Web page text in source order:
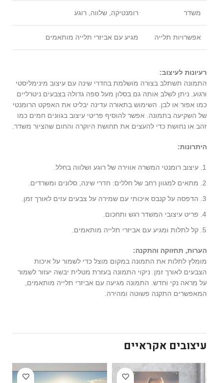
משדר רומנטיקה, שלווה, רוגע
אפשרויות תלייה מגיע עם אביזרי תלייה מותאמים
רעיונות לעיצוב:
התמונה תשתלב בצורה מושלמת בחדרי שינה עם עיצוב מינימליסטי
ורגוע. ניתן לשלב אותה גם בסלון מעל ספה גדולה בצבעים ניטרליים
כמו אפור או לבן. השימוש בתאורה עדינה יבליט את האפקט הרומנטי
של השקיעה בתמונה. אפשר להוסיף פריטי עיצוב בגוונים חמים כמו
זהב או נחושת כדי להעצים את תחושת היוקרה והחום שהציור משדר.
היתרונות:
עיצוב רומנטי המשרה אווירה של רוגע ושלווה בחלל.
מתאים למגוון רחב של חללים: חדרי שינה, סלונים ומשרדים.
הדפסה על קנבס איכותי עם שמירה על צבעים עזים לאורך זמן.
פריט עיצובי המשדר רגש ותחכום.
קל לתלות ומגיע עם אביזרי תלייה מותאמים.
הערות, תחזוקה והתקנה:
מומלץ לתלות את התמונה במקום מוצל כדי לשמור על איכות
הצבעים לאורך זמן. ניקוי התמונה בעזרת מטלית יבשה יעזור לשמור
על מראה נקי וחדש. התמונה מגיעה עם אביזרי תלייה מותאמים,
המאפשרים התקנה פשוטה ומהירה.
עיצובים אקראיים